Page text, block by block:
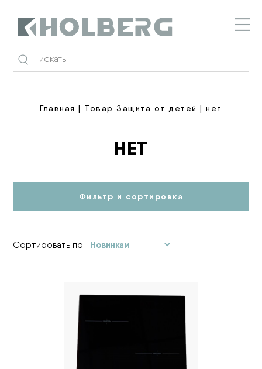
Главная | Товар Защита от детей | нет
НЕТ
Фильтр и сортировка
Сортировать по: